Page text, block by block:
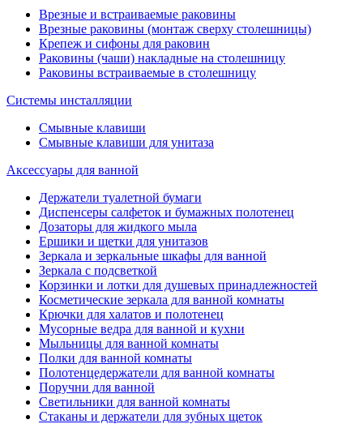
Врезные и встраиваемые раковины
Врезные раковины (монтаж сверху столешницы)
Крепеж и сифоны для раковин
Раковины (чаши) накладные на столешницу
Раковины встраиваемые в столешницу
Системы инсталляции
Смывные клавиши
Смывные клавиши для унитаза
Аксессуары для ванной
Держатели туалетной бумаги
Диспенсеры салфеток и бумажных полотенец
Дозаторы для жидкого мыла
Ершики и щетки для унитазов
Зеркала и зеркальные шкафы для ванной
Зеркала с подсветкой
Корзинки и лотки для душевых принадлежностей
Косметические зеркала для ванной комнаты
Крючки для халатов и полотенец
Мусорные ведра для ванной и кухни
Мыльницы для ванной комнаты
Полки для ванной комнаты
Полотенцедержатели для ванной комнаты
Поручни для ванной
Светильники для ванной комнаты
Стаканы и держатели для зубных щеток